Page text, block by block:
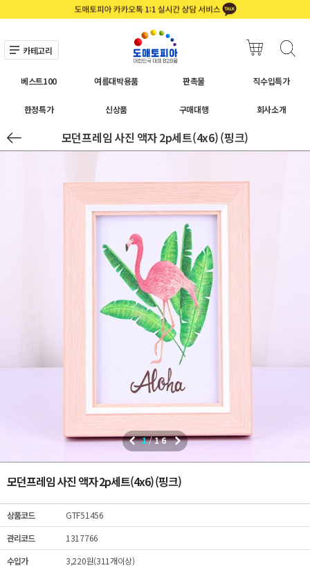
카테고리
베스트100 여름대박용품 판촉물 직수입특가
한정특가 신상품 구매대행 회사소개
모던프레임 사진 액자 2p세트(4x6) (핑크)
1/16
모던프레임 사진 액자 2p세트(4x6) (핑크)
상품코드
GTF51456
관리코드
1317766
수입가
3,220원(311개이상)